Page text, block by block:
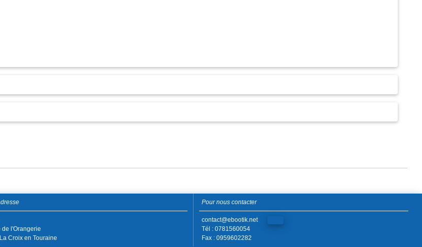
de l'Orangerie
Croix en Touraine
Pour nous contacter
contact@ebootik.net
Tél : 0781560054
Fax : 0959602282